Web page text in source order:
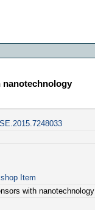
nanotechnology
Item
with nanotechnology